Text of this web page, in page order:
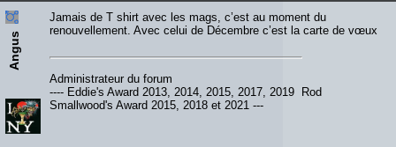
Angus
Jamais de T shirt avec les mags, c’est au moment du
renouvellement. Avec celui de Décembre c’est la carte de vœux
Administrateur du forum
---- Eddie's Award 2013, 2014, 2015, 2017, 2019 Rod
Smallwood's Award 2015, 2018 et 2021 ---